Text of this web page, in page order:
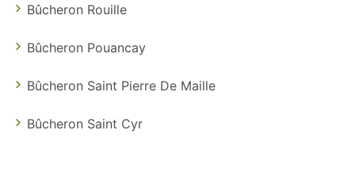
Bûcheron Rouille
Bûcheron Pouancay
Bûcheron Saint Pierre De Maille
Bûcheron Saint Cyr